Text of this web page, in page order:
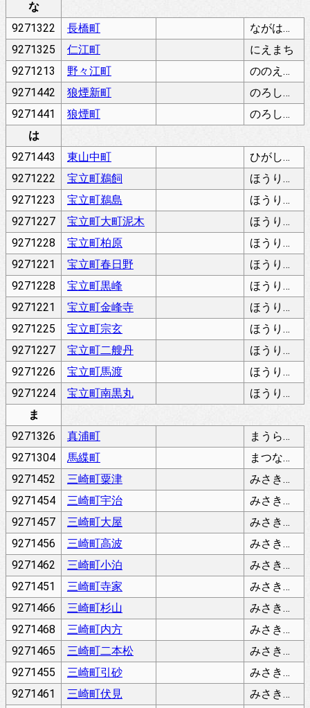
な
9271322
長橋町
ながはしまち
9271325
仁江町
にえまち
9271213
野々江町
ののえまち
9271442
狼煙新町
のろししんまち
9271441
狼煙町
のろしまち
は
9271443
東山中町
ひがしやまなかまち
9271222
宝立町鵜飼
ほうりゅうまちうかい
9271223
宝立町鵜島
ほうりゅうまちうしま
9271227
宝立町大町泥木
ほうりゅうまちおおまちどろのき
9271228
宝立町柏原
ほうりゅうまちかしはら
9271221
宝立町春日野
ほうりゅうまちかすがの
9271228
宝立町黒峰
ほうりゅうまちくろみね
9271221
宝立町金峰寺
ほうりゅうまちこんぽうじ
9271225
宝立町宗玄
ほうりゅうまちそうげん
9271227
宝立町二艘丹
ほうりゅうまちにそうふね
9271226
宝立町馬渡
ほうりゅうまちまわたり
9271224
宝立町南黒丸
ほうりゅうまちみなみくろまる
ま
9271326
真浦町
まうらまち
9271304
馬緤町
まつなぎまち
9271452
三崎町粟津
みさきまちあわづ
9271454
三崎町宇治
みさきまちうじ
9271457
三崎町大屋
みさきまちおおや
9271456
三崎町高波
みさきまちこうなみ
9271462
三崎町小泊
みさきまちこどまり
9271451
三崎町寺家
みさきまちじけ
9271466
三崎町杉山
みさきまちすぎやま
9271468
三崎町内方
みさきまちないほう
9271465
三崎町二本松
みさきまちにほんまつ
9271455
三崎町引砂
みさきまちひきすな
9271461
三崎町伏見
みさきまちふしみ